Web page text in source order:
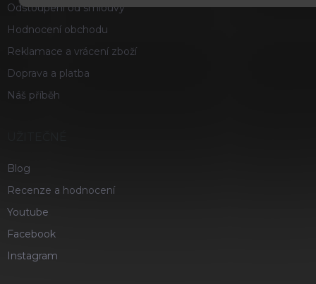
Odstoupení od smlouvy
Hodnocení obchodu
Reklamace a vrácení zboží
Doprava a platba
Náš příběh
Blog
Recenze a hodnocení
Youtube
Facebook
Instagram